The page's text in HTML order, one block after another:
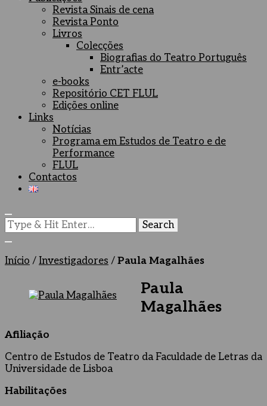
Revista Sinais de cena
Revista Ponto
Livros
Colecções
Biografias do Teatro Português
Entr’acte
e-books
Repositório CET FLUL
Edições online
Links
Notícias
Programa em Estudos de Teatro e de
Performance
FLUL
Contactos
Looking
for
Início / Investigadores / Paula Magalhães
Paula
Magalhães
Afiliação
Centro de Estudos de Teatro da Faculdade de Letras da
Universidade de Lisboa
Habilitações